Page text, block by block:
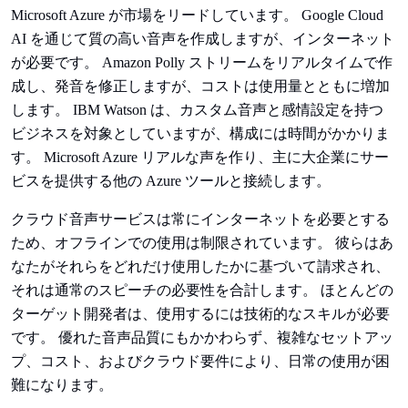
Microsoft Azure が市場をリードしています。 Google Cloud
AI を通じて質の高い音声を作成しますが、インターネット
が必要です。 Amazon Polly ストリームをリアルタイムで作
成し、発音を修正しますが、コストは使用量とともに増加
します。 IBM Watson は、カスタム音声と感情設定を持つ
ビジネスを対象としていますが、構成には時間がかかりま
す。 Microsoft Azure リアルな声を作り、主に大企業にサー
ビスを提供する他の Azure ツールと接続します。
クラウド音声サービスは常にインターネットを必要とする
ため、オフラインでの使用は制限されています。 彼らはあ
なたがそれらをどれだけ使用したかに基づいて請求され、
それは通常のスピーチの必要性を合計します。 ほとんどの
ターゲット開発者は、使用するには技術的なスキルが必要
です。 優れた音声品質にもかかわらず、複雑なセットアッ
プ、コスト、およびクラウド要件により、日常の使用が困
難になります。